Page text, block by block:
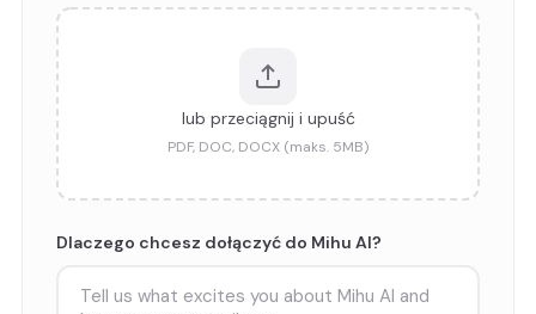
lub przeciągnij i upuść
PDF, DOC, DOCX (maks. 5MB)
Dlaczego chcesz dołączyć do Mihu AI?